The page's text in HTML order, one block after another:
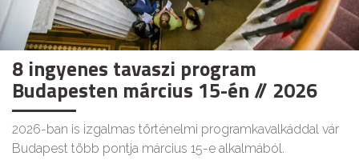
8 ingyenes tavaszi program
Budapesten március 15-én // 2026
2026-ban is izgalmas történelmi programkavalkáddal vár
Budapest több pontja március 15-e alkalmából.